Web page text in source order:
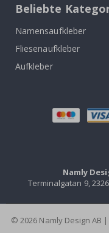
Beliebte
Namensaufkleber
Fliesenaufkleber
Aufkleber
Namly
Terminalgatan 9,
© 2026 Namly Design AB